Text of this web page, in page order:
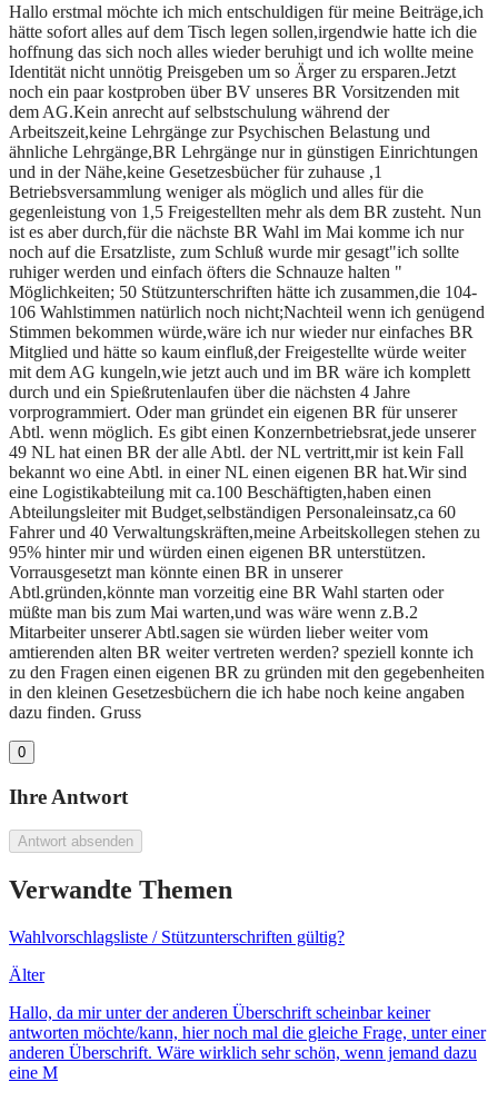
Hallo erstmal möchte ich mich entschuldigen für meine Beiträge,ich
hätte sofort alles auf dem Tisch legen sollen,irgendwie hatte ich die
hoffnung das sich noch alles wieder beruhigt und ich wollte meine
Identität nicht unnötig Preisgeben um so Ärger zu ersparen.Jetzt
noch ein paar kostproben über BV unseres BR Vorsitzenden mit
dem AG.Kein anrecht auf selbstschulung während der
Arbeitszeit,keine Lehrgänge zur Psychischen Belastung und
ähnliche Lehrgänge,BR Lehrgänge nur in günstigen Einrichtungen
und in der Nähe,keine Gesetzesbücher für zuhause ,1
Betriebsversammlung weniger als möglich und alles für die
gegenleistung von 1,5 Freigestellten mehr als dem BR zusteht. Nun
ist es aber durch,für die nächste BR Wahl im Mai komme ich nur
noch auf die Ersatzliste, zum Schluß wurde mir gesagt"ich sollte
ruhiger werden und einfach öfters die Schnauze halten "
Möglichkeiten; 50 Stützunterschriften hätte ich zusammen,die 104-
106 Wahlstimmen natürlich noch nicht;Nachteil wenn ich genügend
Stimmen bekommen würde,wäre ich nur wieder nur einfaches BR
Mitglied und hätte so kaum einfluß,der Freigestellte würde weiter
mit dem AG kungeln,wie jetzt auch und im BR wäre ich komplett
durch und ein Spießrutenlaufen über die nächsten 4 Jahre
vorprogrammiert. Oder man gründet ein eigenen BR für unserer
Abtl. wenn möglich. Es gibt einen Konzernbetriebsrat,jede unserer
49 NL hat einen BR der alle Abtl. der NL vertritt,mir ist kein Fall
bekannt wo eine Abtl. in einer NL einen eigenen BR hat.Wir sind
eine Logistikabteilung mit ca.100 Beschäftigten,haben einen
Abteilungsleiter mit Budget,selbständigen Personaleinsatz,ca 60
Fahrer und 40 Verwaltungskräften,meine Arbeitskollegen stehen zu
95% hinter mir und würden einen eigenen BR unterstützen.
Vorrausgesetzt man könnte einen BR in unserer
Abtl.gründen,könnte man vorzeitig eine BR Wahl starten oder
müßte man bis zum Mai warten,und was wäre wenn z.B.2
Mitarbeiter unserer Abtl.sagen sie würden lieber weiter vom
amtierenden alten BR weiter vertreten werden? speziell konnte ich
zu den Fragen einen eigenen BR zu gründen mit den gegebenheiten
in den kleinen Gesetzesbüchern die ich habe noch keine angaben
dazu finden. Gruss
0
Ihre Antwort
Antwort absenden
Verwandte Themen
Wahlvorschlagsliste / Stützunterschriften gültig?
Älter
Hallo, da mir unter der anderen Überschrift scheinbar keiner
antworten möchte/kann, hier noch mal die gleiche Frage, unter einer
anderen Überschrift. Wäre wirklich sehr schön, wenn jemand dazu
eine M